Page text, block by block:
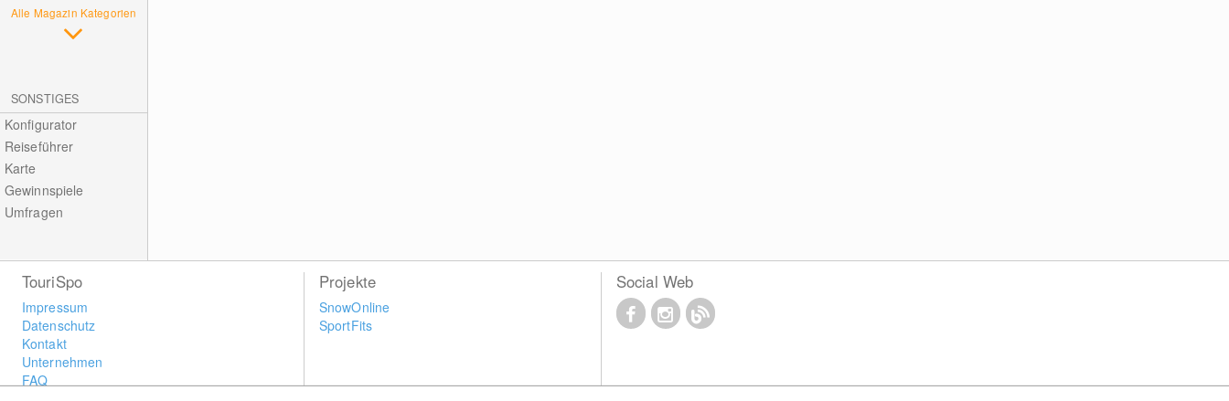
Alle Magazin Kategorien
SONSTIGES
Konfigurator
Reiseführer
Karte
Gewinnspiele
Umfragen
TouriSpo
Impressum
Datenschutz
Kontakt
Unternehmen
FAQ
Projekte
SnowOnline
SportFits
Social Web